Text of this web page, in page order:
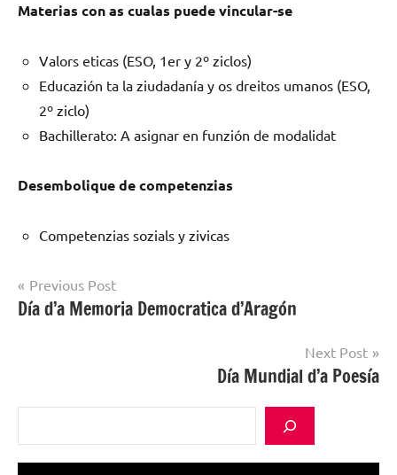
Materias con as cualas puede vincular-se
Valors eticas (ESO, 1er y 2º ziclos)
Educazión ta la ziudadanía y os dreitos umanos (ESO,
2º ziclo)
Bachillerato: A asignar en funzión de modalidat
Desembolique de competenzias
Competenzias sozials y zivicas
Uncategorized
Post
navigation
Previous Post
Día d’a Memoria Democratica d’Aragón
Next Post
Día Mundial d’a Poesía